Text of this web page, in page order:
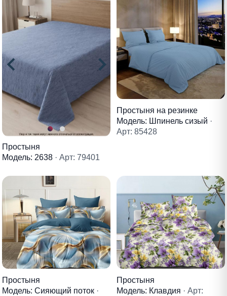
Простыня
Модель: 2638 · Арт: 79401
Простыня на резинке
Модель: Шпинель сизый ·
Арт: 85428
Простыня
Модель: Сияющий поток ·
Простыня
Модель: Клавдия · Арт: